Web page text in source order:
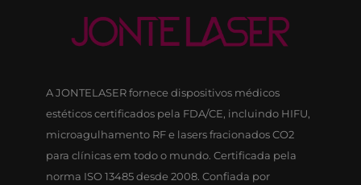
A JONTELASER fornece dispositivos médicos
estéticos certificados pela FDA/CE, incluindo HIFU,
microagulhamento RF e lasers fracionados CO2
para clínicas em todo o mundo. Certificada pela
norma ISO 13485 desde 2008. Confiada por